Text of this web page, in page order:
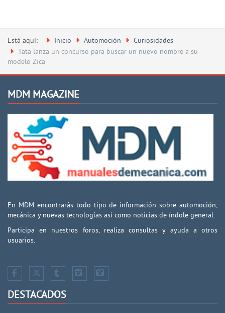
Está aquí: Inicio Automoción
Curiosidades
Tata lanza un concurso para buscar un nuevo nombre a su
modelo Zica
MDM MAGAZINE
En MDM encontrarás todo tipo de información sobre automoción,
mecánica y nuevas tecnologías así como noticias de índole general.
Participa en nuestros foros, realiza consultas y ayuda a otros
usuarios.
DESTACADOS